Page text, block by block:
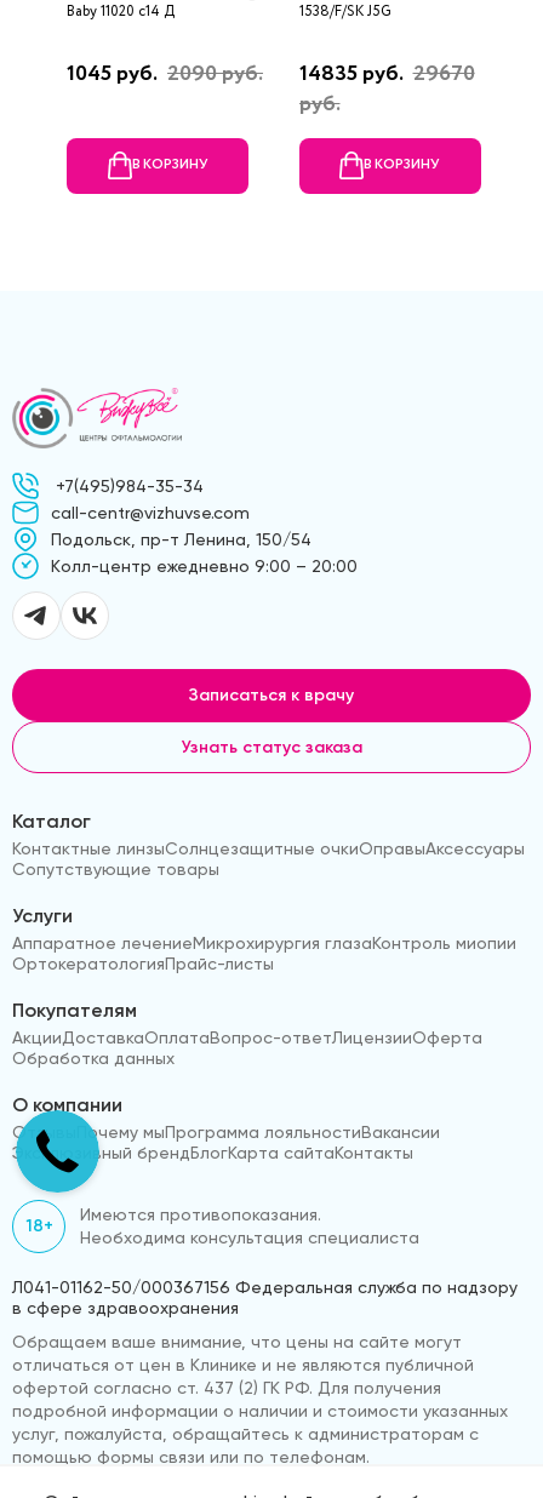
Baby 11020 c14 Д
1045 руб. 2090 руб.
В КОРЗИНУ
1538/F/SK J5G
14835 руб. 29670
руб.
В КОРЗИНУ
+7(495)984-35-34
call-centr@vizhuvse.com
Подольск, пр-т Ленина, 150/54
Kолл-центр ежедневно 9:00 – 20:00
Записаться к врачу
Узнать статус заказа
Каталог
Контактные линзыСолнцезащитные очкиОправыАксессуары
Сопутствующие товары
Услуги
Аппаратное лечениеМикрохирургия глазаКонтроль миопии
ОртокератологияПрайс-листы
Покупателям
АкцииДоставкаОплатаВопрос-ответЛицензииОферта
Обработка данных
О компании
Отзывы Почему мыПрограмма лояльностиВакансии
Эксклюзивный брендБлогКарта сайтаКонтакты
18+
Имеются противопоказания.
Необходима консультация специалиста
Л041-01162-50/000367156 Федеральная служба по надзору
в сфере здравоохранения
Обращаем ваше внимание, что цены на сайте могут
отличаться от цен в Клинике и не являются публичной
офертой согласно ст. 437 (2) ГК РФ. Для получения
подробной информации о наличии и стоимости указанных
услуг, пожалуйста, обращайтесь к администраторам с
помощью формы связи или по телефонам.